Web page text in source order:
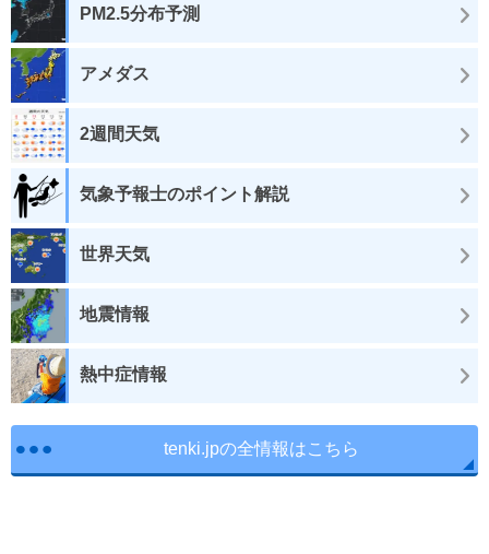
PM2.5分布予測
アメダス
2週間天気
気象予報士のポイント解説
世界天気
地震情報
熱中症情報
tenki.jpの全情報はこちら